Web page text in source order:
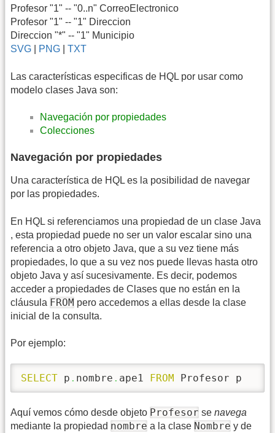
Profesor "1" -- "0..n" CorreoElectronico
Profesor "1" -- "1" Direccion
Direccion "*" -- "1" Municipio
SVG
PNG TXT
Las características especificas de HQL por usar como
modelo clases Java son:
Navegación por propiedades
Colecciones
Navegación por propiedades
Una característica de HQL es la posibilidad de navegar
por las propiedades.
En HQL si referenciamos una propiedad de un clase Java
, esta propiedad puede no ser un valor escalar sino una
referencia a otro objeto Java, que a su vez tiene más
propiedades, lo que a su vez nos puede llevas hasta otro
objeto Java y así sucesivamente. Es decir, podemos
acceder a propiedades de Clases que no están en la
cláusula FROM pero accedemos a ellas desde la clase
inicial de la consulta.
Por ejemplo:
SELECT p . nombre . ape1 FROM Profesor p
Aquí vemos cómo desde objeto Profesor se navega
mediante la propiedad nombre a la clase Nombre y de